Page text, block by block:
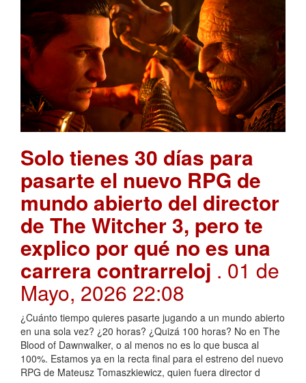
Solo tienes 30 días para
pasarte el nuevo RPG de
mundo abierto del director
de The Witcher 3, pero te
explico por qué no es una
carrera contrarreloj . 01 de
Mayo, 2026 22:08
¿Cuánto tiempo quieres pasarte jugando a un mundo abierto
en una sola vez? ¿20 horas? ¿Quizá 100 horas? No en The
Blood of Dawnwalker, o al menos no es lo que busca al
100%. Estamos ya en la recta final para el estreno del nuevo
RPG de Mateusz Tomaszkiewicz, quien fuera director d